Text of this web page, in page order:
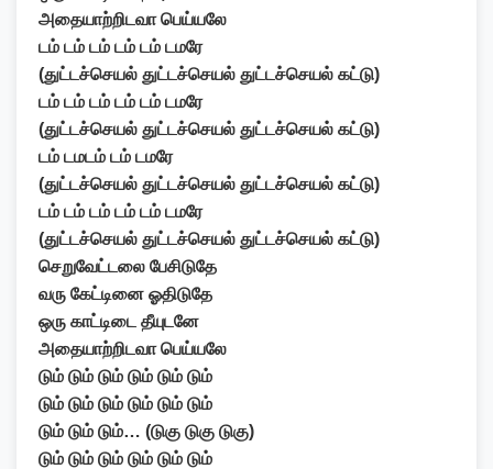
அதையாற்றிடவா பெய்யலே
டம் டம் டம் டம் டம் டமரே
(துட்டச்செயல் துட்டச்செயல் துட்டச்செயல் கட்டு)
டம் டம் டம் டம் டம் டமரே
(துட்டச்செயல் துட்டச்செயல் துட்டச்செயல் கட்டு)
டம் டமடம் டம் டமரே
(துட்டச்செயல் துட்டச்செயல் துட்டச்செயல் கட்டு)
டம் டம் டம் டம் டம் டமரே
(துட்டச்செயல் துட்டச்செயல் துட்டச்செயல் கட்டு)
செறுவேட்டலை பேசிடுதே
வரு கேட்டினை ஓதிடுதே
ஒரு காட்டிடை தீயுடனே
அதையாற்றிடவா பெய்யலே
டும் டும் டும் டும் டும் டும்
டும் டும் டும் டும் டும் டும்
டும் டும் டும்… (டுகு டுகு டுகு)
டும் டும் டும் டும் டும் டும்